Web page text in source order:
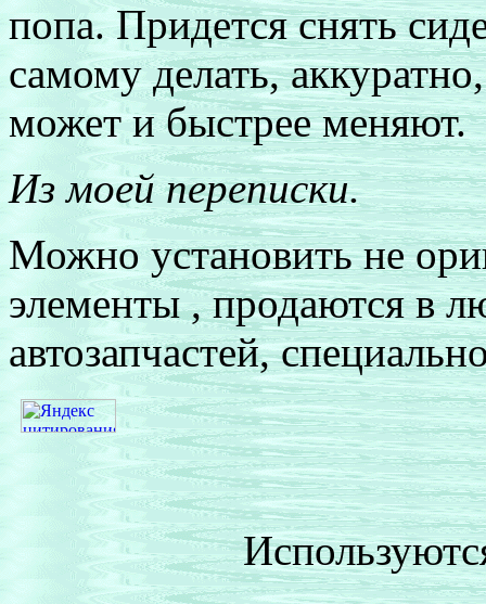
попа. Придется снять
самому делать,
может и быстрее меняют.
Из моей переписки.
Можно установить не
элементы , продаются в
автозапчастей,